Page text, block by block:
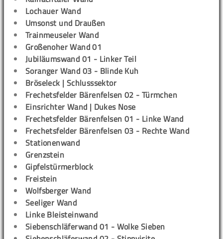
Lochauer Wand
Umsonst und Draußen
Trainmeuseler Wand
Großenoher Wand 01
Jubiläumswand 01 - Linker Teil
Soranger Wand 03 - Blinde Kuh
Bröseleck | Schlusssektor
Frechetsfelder Bärenfelsen 02 - Türmchen
Einsrichter Wand | Dukes Nose
Frechetsfelder Bärenfelsen 01 - Linke Wand
Frechetsfelder Bärenfelsen 03 - Rechte Wand
Stationenwand
Grenzstein
Gipfelstürmerblock
Freistein
Wolfsberger Wand
Seeliger Wand
Linke Bleisteinwand
Siebenschläferwand 01 - Wolke Sieben